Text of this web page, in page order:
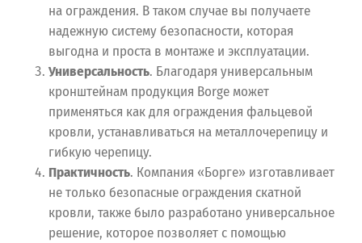
на ограждения. В таком случае вы получаете
надежную систему безопасности, которая
выгодна и проста в монтаже и эксплуатации.
Универсальность. Благодаря универсальным
кронштейнам продукция Borge может
применяться как для ограждения фальцевой
кровли, устанавливаться на металлочерепицу и
гибкую черепицу.
Практичность. Компания «Борге» изготавливает
не только безопасные ограждения скатной
кровли, также было разработано универсальное
решение, которое позволяет с помощью